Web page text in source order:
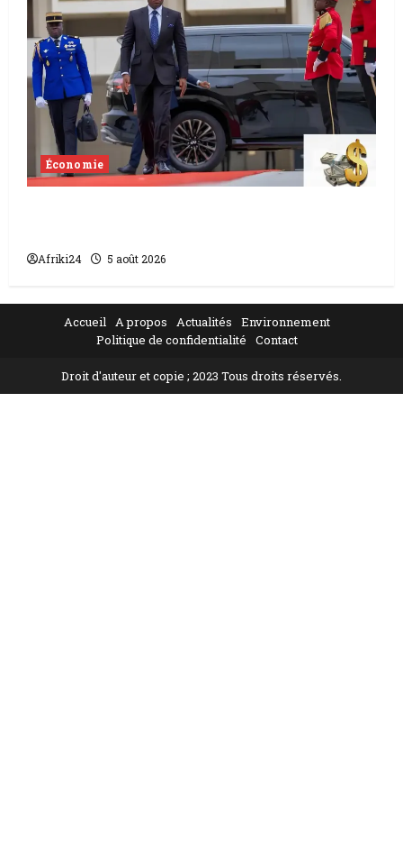
Économie
Afriki24 5 août 2026
Accueil A propos Actualités
Environnement
Politique de confidentialité
Contact
Droit d'auteur et copie ; 2023 Tous droits réservés.